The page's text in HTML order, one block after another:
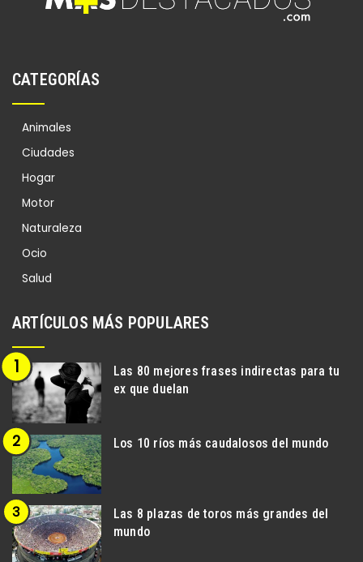
CATEGORÍAS
Animales
Ciudades
Hogar
Motor
Naturaleza
Ocio
Salud
ARTÍCULOS MÁS POPULARES
Las 80 mejores frases indirectas para tu
ex que duelan
Los 10 ríos más caudalosos del mundo
Las 8 plazas de toros más grandes del
mundo